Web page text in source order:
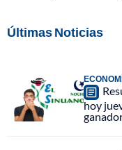
Últimas Noticias
hoy